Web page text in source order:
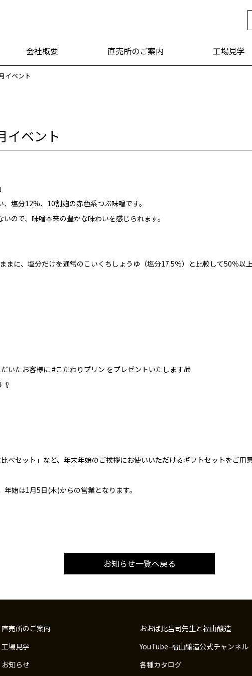
会社概要 直売所のご案内 工場見学
イベント
イベント
塩分12%、10割麹の赤色系つぶ味噌です。
ので、味噌本来の豊かな味わいを感じられます。
まに、塩分だけを通常のこいくちしょうゆ（塩分17.5％）と比較して50％以
いたお客様に #こだわりプリン をプレゼントいたします🎁
🥄
べセット」など、年末年始のご挨拶にお使いいただけるギフトセットをご用
始は1月5日(木)からの営業となります。
お知らせ一覧へ戻る
直売所のご案内
工場見学
お知らせ
おおば比呂司先生と福山醸造
YouTube-福山醸造公式チャンネル
各種カタログ